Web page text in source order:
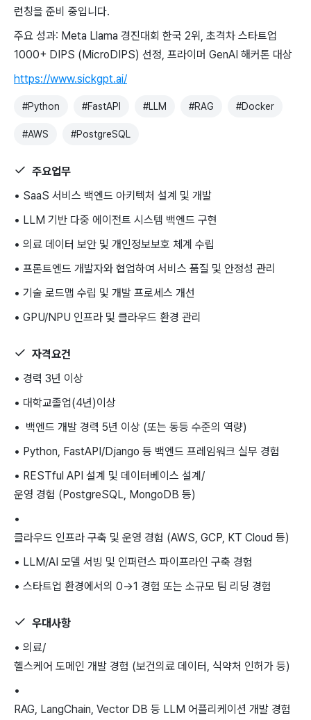
런칭을 준비 중입니다.
주요 성과: Meta Llama 경진대회 한국 2위, 초격차 스타트업
1000+ DIPS (MicroDIPS) 선정, 프라이머 GenAI 해커톤 대상
https://www.sickgpt.ai/
#Python #FastAPI #LLM #RAG #Docker
#AWS #PostgreSQL
주요업무
• SaaS 서비스 백엔드 아키텍처 설계 및 개발
• LLM 기반 다중 에이전트 시스템 백엔드 구현
• 의료 데이터 보안 및 개인정보보호 체계 수립
• 프론트엔드 개발자와 협업하여 서비스 품질 및 안정성 관리
• 기술 로드맵 수립 및 개발 프로세스 개선
• GPU/NPU 인프라 및 클라우드 환경 관리
자격요건
• 경력 3년 이상
• 대학교졸업(4년)이상
• 백엔드 개발 경력 5년 이상 (또는 동등 수준의 역량)
• Python, FastAPI/Django 등 백엔드 프레임워크 실무 경험
• RESTful API 설계 및 데이터베이스 설계/
운영 경험 (PostgreSQL, MongoDB 등)
•
클라우드 인프라 구축 및 운영 경험 (AWS, GCP, KT Cloud 등)
• LLM/AI 모델 서빙 및 인퍼런스 파이프라인 구축 경험
• 스타트업 환경에서의 0→1 경험 또는 소규모 팀 리딩 경험
우대사항
• 의료/
헬스케어 도메인 개발 경험 (보건의료 데이터, 식약처 인허가 등)
•
RAG, LangChain, Vector DB 등 LLM 어플리케이션 개발 경험